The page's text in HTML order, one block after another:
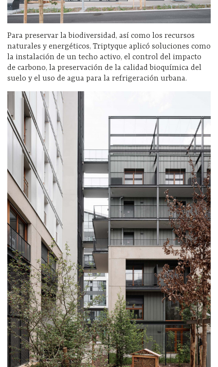
Para preservar la biodiversidad, así como los recursos
naturales y energéticos, Triptyque aplicó soluciones como
la instalación de un techo activo, el control del impacto
de carbono, la preservación de la calidad bioquímica del
suelo y el uso de agua para la refrigeración urbana.